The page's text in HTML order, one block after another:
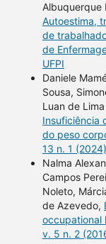
Albuquerque
Autoestima,
de
de
UFPI
Daniele
Sousa,
Luan de
Insuficiência
do peso
13 n. 1
Nalma
Campos
Noleto,
de Azevedo,
occupational
v. 5 n. 2